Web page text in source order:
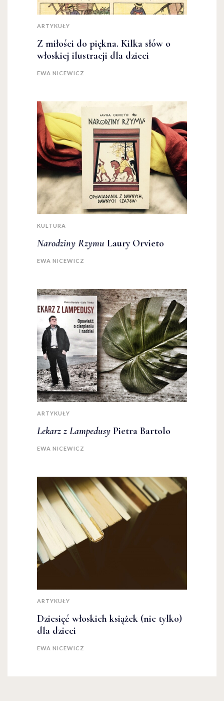
ARTYKUŁY
Z miłości do piękna. Kilka słów o
włoskiej ilustracji dla dzieci
EWA NICEWICZ
KULTURA
Narodziny Rzymu Laury Orvieto
EWA NICEWICZ
ARTYKUŁY
Lekarz z Lampedusy Pietra Bartolo
EWA NICEWICZ
ARTYKUŁY
Dziesięć włoskich książek (nie tylko)
dla dzieci
EWA NICEWICZ